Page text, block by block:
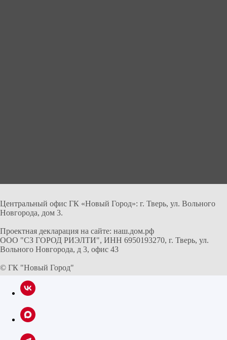
Центральный офис ГК «Новый Город»: г. Тверь, ул. Вольного
Новгорода, дом 3.
Проектная декларация на сайте: наш.дом.рф
ООО "СЗ ГОРОД РИЭЛТИ", ИНН 6950193270, г. Тверь, ул.
Вольного Новгорода, д 3, офис 43
© ГК "Новый Город"